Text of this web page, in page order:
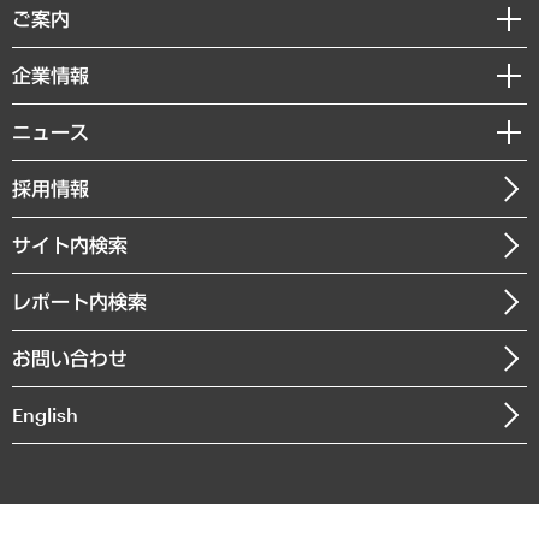
デジタルイノベーション
共生・ダイバーシティ
GRC（ガバナンス・リスク・コンプライアンス）・防災（政策）
経済・産業・雇用・労働
まちづくり・観光・交通・スポーツ・スマートシティ
自然資源・農林水産業・食料システム
経済調査
レポート
コラム
経営用語集
受託・受注実績（官公庁関連）
メディア掲載・出演
ご案内
セミナー・イベント情報
MUFGビジネスセミナー
受託案件情報
企業情報
私たちの想い
社長メッセージ
会社概要
沿革
組織図・本部部室紹介
インドネシア現地法人
個人情報保護方針
ニュース
ニュースリリース
お知らせ
採用情報
サイト内検索
レポート内検索
お問い合わせ
English